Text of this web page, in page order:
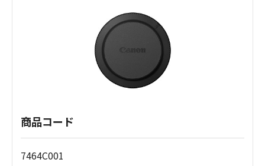
商品コード
7464C001